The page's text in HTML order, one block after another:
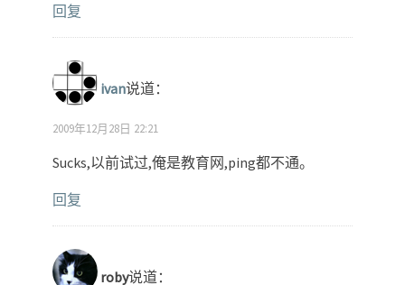
回复
ivan说道：
2009年12月28日 22:21
Sucks,以前试过,俺是教育网,ping都不通。
回复
roby说道：